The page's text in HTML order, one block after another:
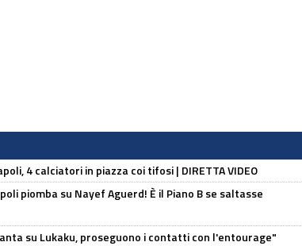
4 calciatori in piazza coi tifosi | DIRETTA VIDEO
piomba su Nayef Aguerd! È il Piano B se saltasse
su Lukaku, proseguono i contatti con l'entourage"